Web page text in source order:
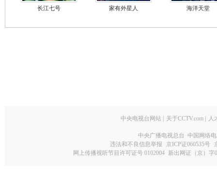
长江七号 家有外星人 海洋天堂
中央电视台网站 关于CCTV.com 人
中央广播电视总台 中国网络
违法和不良信息举报
京ICP证060535号
网上传播视听节目许可证号 0102004 新出网证（京）